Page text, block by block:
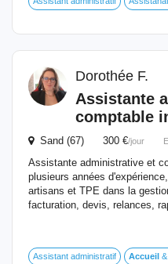
Dorothée F.
Assistante
comptable
Sand (67) 300 €/jour
Assistante administrative et
plusieurs années
artisans et TPE dans la
facturation, devis, relances,
Assistant administratif Accueil